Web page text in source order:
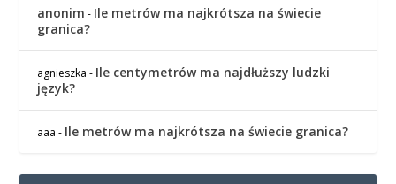
anonim - Ile metrów ma najkrótsza na świecie
granica?
agnieszka - Ile centymetrów ma najdłuższy ludzki
język?
aaa - Ile metrów ma najkrótsza na świecie granica?